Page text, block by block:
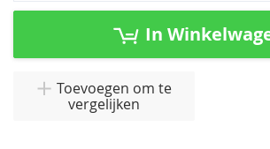
Ga
In
Toevoegen om te
vergelijken